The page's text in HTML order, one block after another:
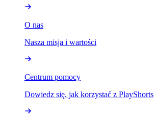
O nas
Nasza misja i wartości
Centrum pomocy
Dowiedz się, jak korzystać z PlayShorts